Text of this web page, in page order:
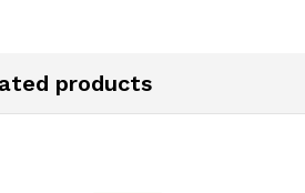
products